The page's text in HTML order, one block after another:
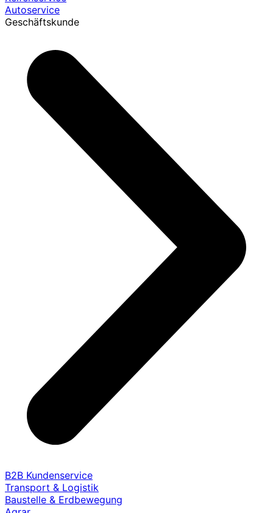
Autoservice
Geschäftskunde
B2B Kundenservice
Transport & Logistik
Baustelle & Erdbewegung